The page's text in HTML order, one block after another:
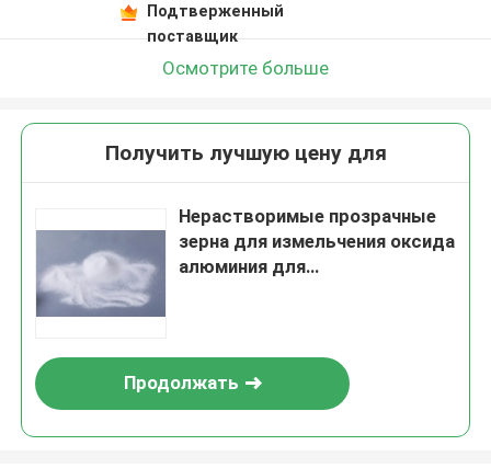
Подтверженный
поставщик
Осмотрите больше
Получить лучшую цену для
Нерастворимые прозрачные
зерна для измельчения оксида
алюминия для
Продолжать